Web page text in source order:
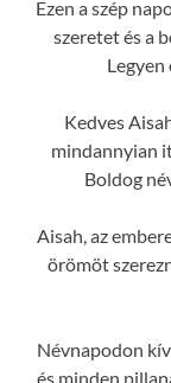
Ezen a szép
szeretet és a
Legyen
Kedves
mindannyian
Boldog
Aisah, az
örömöt
Névnapodon
és minden